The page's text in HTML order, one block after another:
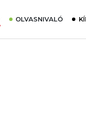
OLVASNIVALÓ